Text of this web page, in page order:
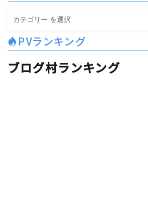
カ
ゴ
リ
ー
PVランキング
ブログ村ランキング